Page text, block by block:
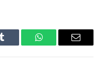
Tumblr WhatsAppEmail